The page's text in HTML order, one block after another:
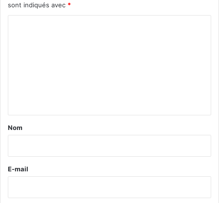
sont indiqués avec *
a
e
Nom
E-mail